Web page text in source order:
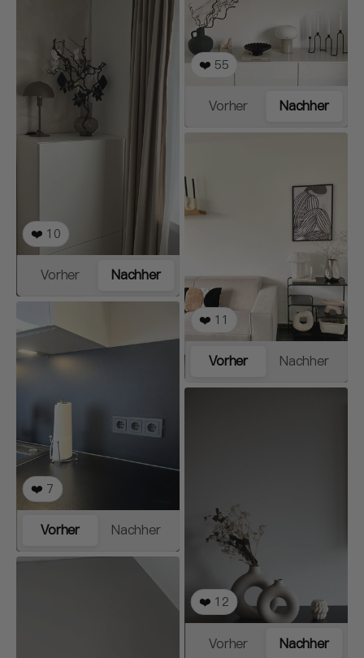
❤️ 10
Vorher Nachher
❤️ 7
Vorher Nachher
❤️ 55
Vorher Nachher
❤️ 11
Vorher Nachher
❤️ 12
Vorher Nachher